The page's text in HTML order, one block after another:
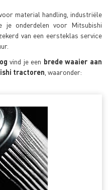
material handling, industriële
je onderdelen voor Mitsubishi
van een eersteklas service
vind je een brede waaier aan
tractoren , waaronder: